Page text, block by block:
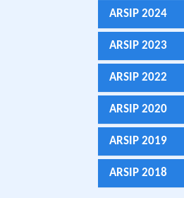
ARSIP 2024
ARSIP 2023
ARSIP 2022
ARSIP 2020
ARSIP 2019
ARSIP 2018